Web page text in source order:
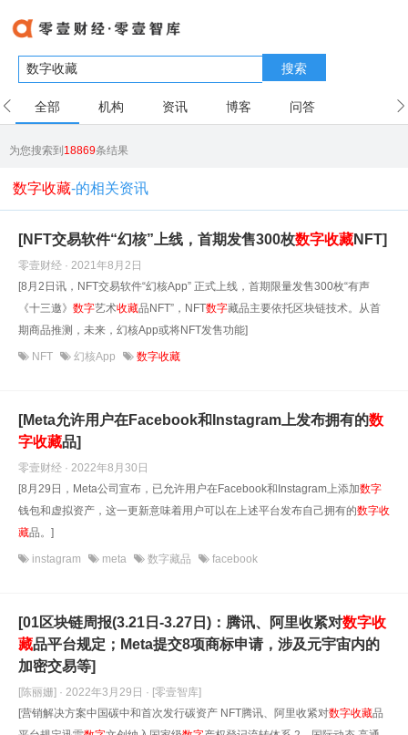
搜索
全部 机构 资讯 博客 问答
为您搜索到18869条结果
数字收藏-的相关资讯
[NFT交易软件“幻核”上线，首期发售300枚数字收藏NFT]
零壹财经 · 2021年8月2日
[8月2日讯，NFT交易软件“幻核App” 正式上线，首期限量发售300枚“有声
《十三邀》 数字艺术收藏品NFT”，NFT数字藏品主要依托区块链技术。从首
期商品推测，未来，幻核App或将NFT发售功能]
NFT 幻核App 数字收藏
[Meta允许用户在Facebook和Instagram上发布拥有的数
字收藏品]
零壹财经 · 2022年8月30日
[8月29日，Meta公司宣布，已允许用户在Facebook和Instagram上添加数字
钱包和虚拟资产，这一更新意味着用户可以在上述平台发布自己拥有的数字收
藏品。]
instagram meta 数字藏品 facebook
[01区块链周报(3.21日-3.27日)：腾讯、阿里收紧对数字收
藏品平台规定；Meta提交8项商标申请，涉及元宇宙内的
加密交易等]
[陈丽姗] · 2022年3月29日 · [零壹智库]
[营销解决方案中国碳中和首次发行碳资产 NFT腾讯、阿里收紧对数字收藏品